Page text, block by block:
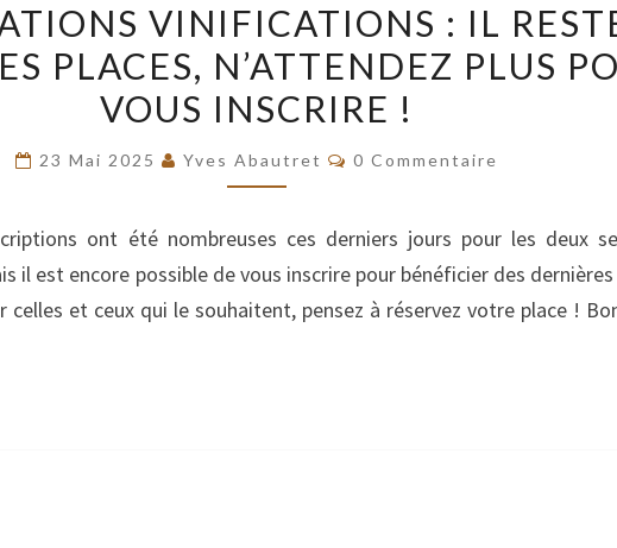
VINIFICATIONS
:
IL
QUELQUES
N’ATTENDEZ
PLUS
POUR
VINIFICATIONS : IL
PLACES, N’ATTENDEZ PLUS
VOUS INSCRIRE !
23 Mai 2025 Yves Abautret Commentaires
0 Commentaire
ont été nombreuses ces derniers jours pour les deux
il est encore possible de vous inscrire pour bénéficier des dernières
celles et ceux qui le souhaitent, pensez à réservez votre place !